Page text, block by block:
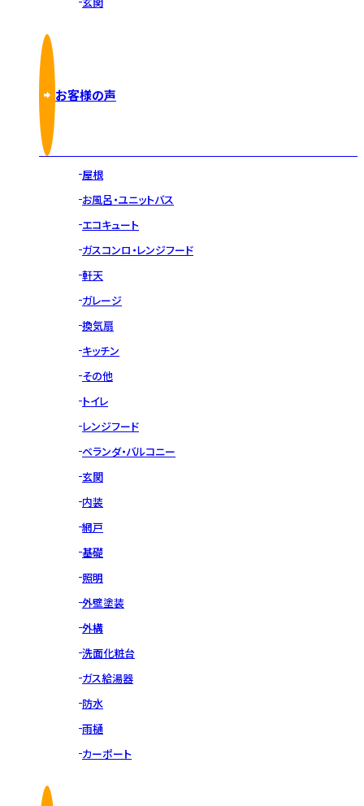
お客様の声
屋根
お風呂・ユニットバス
エコキュート
ガスコンロ・レンジフード
軒天
ガレージ
換気扇
キッチン
その他
トイレ
レンジフード
ベランダ・バルコニー
玄関
内装
網戸
基礎
照明
外壁塗装
外構
洗面化粧台
ガス給湯器
防水
雨樋
カーポート